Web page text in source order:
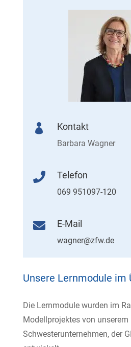
 Kontakt
Barbara Wagner
 Telefon
069 951097-120
 E-Mail
wagner@zfw.de
Unsere Lernmodule im
Die Lernmodule wurden im
Modellprojektes von unserem
Schwesterunternehmen, der